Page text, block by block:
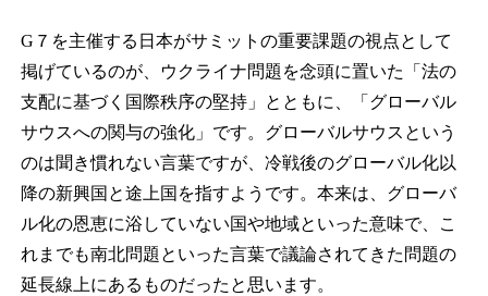
G７を主催する日本がサミットの重要課題の視点として
掲げているのが、ウクライナ問題を念頭に置いた「法の
支配に基づく国際秩序の堅持」とともに、「グローバル
サウスへの関与の強化」です。グローバルサウスという
のは聞き慣れない言葉ですが、冷戦後のグローバル化以
降の新興国と途上国を指すようです。本来は、グローバ
ル化の恩恵に浴していない国や地域といった意味で、こ
れまでも南北問題といった言葉で議論されてきた問題の
延長線上にあるものだったと思います。